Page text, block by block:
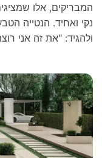
המבריקים, אלו
נקי ואחיד. הנטייה
ולהגיד: "את זה אני